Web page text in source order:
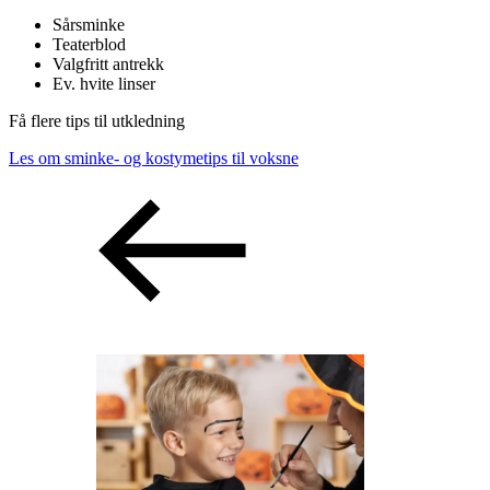
Sårsminke
Teaterblod
Valgfritt antrekk
Ev. hvite linser
Få flere tips til utkledning
Les om sminke- og kostymetips til voksne